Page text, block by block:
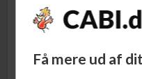
Få mere ud af